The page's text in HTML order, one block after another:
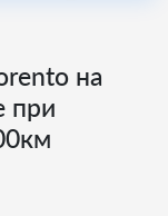
на
при